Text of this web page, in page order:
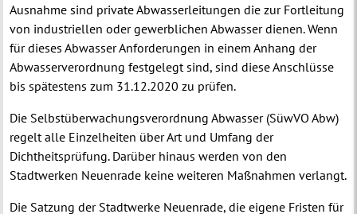
Ausnahme sind private Abwasserleitungen die zur Fortleitung
von industriellen oder gewerblichen Abwasser dienen. Wenn
für dieses Abwasser Anforderungen in einem Anhang der
Abwasserverordnung festgelegt sind, sind diese Anschlüsse
bis spätestens zum 31.12.2020 zu prüfen.
Die Selbstüberwachungsverordnung Abwasser (SüwVO Abw)
regelt alle Einzelheiten über Art und Umfang der
Dichtheitsprüfung. Darüber hinaus werden von den
Stadtwerken Neuenrade keine weiteren Maßnahmen verlangt.
Die Satzung der Stadtwerke Neuenrade, die eigene Fristen für